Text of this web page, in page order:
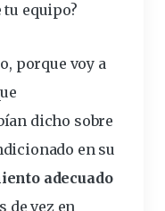
tu equipo?
porque voy a
dicho sobre
en su
adecuado
de vez en